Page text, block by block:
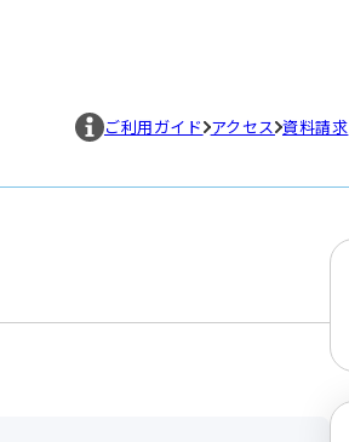
ご利用ガイド アクセス 資料請求